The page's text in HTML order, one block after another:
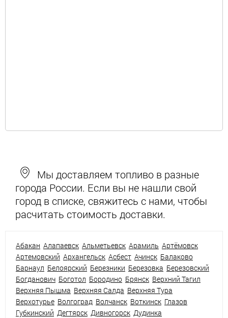
Мы доставляем топливо в разные
города России. Если вы не нашли свой
город в списке, свяжитесь с нами, чтобы
расчитать стоимость доставки.
Абакан Алапаевск Альметьевск Арамиль Артёмовск
Артемовский Архангельск Асбест Ачинск Балаково
Барнаул Белоярский Березники Березовка Березовский
Богданович Боготол Бородино Брянск Верхний Тагил
Верхняя Пышма Верхняя Салда Верхняя Тура
Верхотурье Волгоград Волчанск Воткинск Глазов
Губкинский Дегтярск Дивногорск Дудинка